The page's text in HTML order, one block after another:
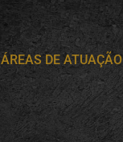
ÁREAS DE ATUAÇÃO